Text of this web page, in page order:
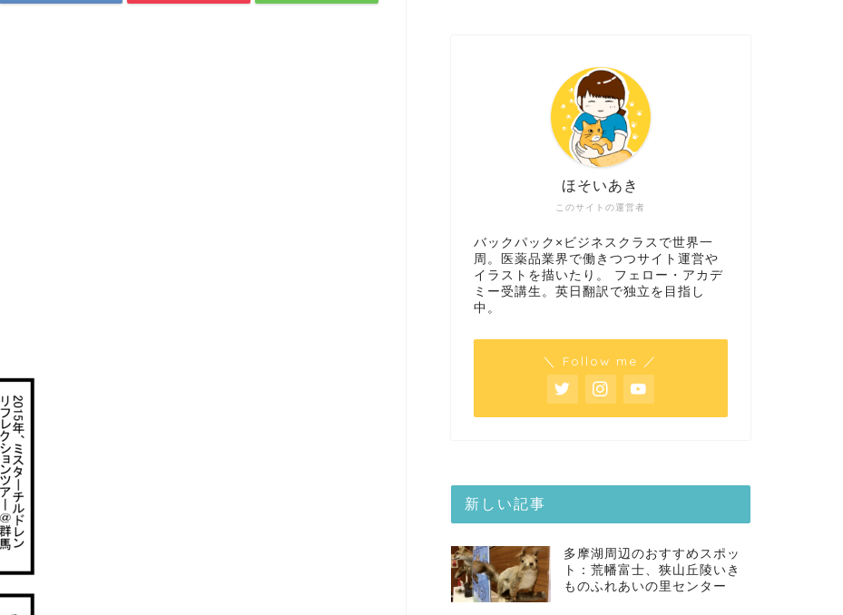
このサイトの運営者
ほそいあき
バックパック×ビジネスクラスで世界一
周。医薬品業界で働きつつサイト運営や
イラストを描いたり。 フェロー・アカデ
ミー受講生。英日翻訳で独立を目指し
中。
＼ Follow me ／
新しい記事
多摩湖周辺のおすすめスポッ
ト：荒幡富士、狭山丘陵いき
ものふれあいの里センター